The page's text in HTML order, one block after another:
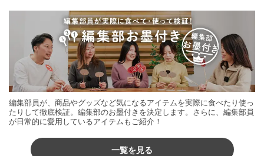
編集部員が、商品やグッズなど気になるアイテムを実際に食べたり使っ
たりして徹底検証。編集部のお墨付きを決定します。さらに、編集部員
が日常的に愛用しているアイテムもご紹介！
一覧を見る